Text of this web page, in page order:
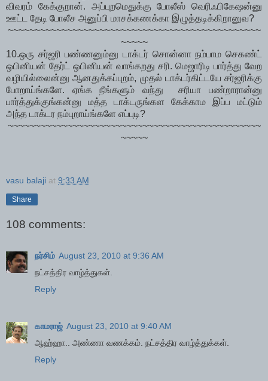
விவரம் கேக்குறான். அப்புறமெதுக்கு போலீஸ் வெரிஃபிகேஷன்னு
ஊட்ட தேடி போலீச அனுப்பி மாசக்கணக்கா இழுத்தடிக்கிறானுவ?
~~~~~~~~~~~~~~~~~~~~~~~~~~~~~~~~~~~~~~~~~~~~~~~
~~~~~
10.ஒரு சர்ஜரி பண்ணனும்னு டாக்டர் சொன்னா நம்பாம செகண்ட்
ஒபினியன் தேர்ட் ஒபினியன் வாங்கறது சரி. மெஜாரிடி பார்த்து வேற
வழியில்லைன்னு ஆனதுக்கப்புறம், முதல் டாக்டர்கிட்டயே சர்ஜரிக்கு
போறாய்ங்களே. ஏங்க நீங்களும் வந்து சரியா பண்றாரான்னு
பார்த்துக்குங்கன்னு மத்த டாக்டருங்கள கேக்காம இப்ப மட்டும்
அந்த டாக்டர நம்புறாய்ங்களே எப்புடி?
~~~~~~~~~~~~~~~~~~~~~~~~~~~~~~~~~~~~~~~~~~~~~~~
~~~~~
vasu balaji at 9:33 AM
Share
108 comments:
நர்சிம் August 23, 2010 at 9:36 AM
நட்சத்திர வாழ்த்துகள்.
Reply
காமராஜ் August 23, 2010 at 9:40 AM
ஆஹ்ஹா.. அண்ணா வணக்கம். நட்சத்திர வாழ்த்துக்கள்.
Reply